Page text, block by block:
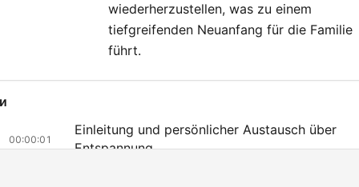
wiederherzustellen, was zu einem
tiefgreifenden Neuanfang für die Familie
führt.
00:00:01
Einleitung und persönlicher Austausch über
Entspannung